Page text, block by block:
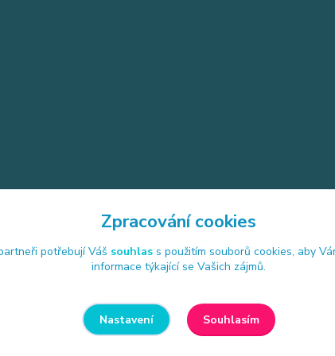
26 Strunkovice nad Blanicí
Zpracování cookies
potřebují Váš souhlass použitím souborů cookies, aby
informace týkající se Vašich zájmů.
Nastavení Souhlasím